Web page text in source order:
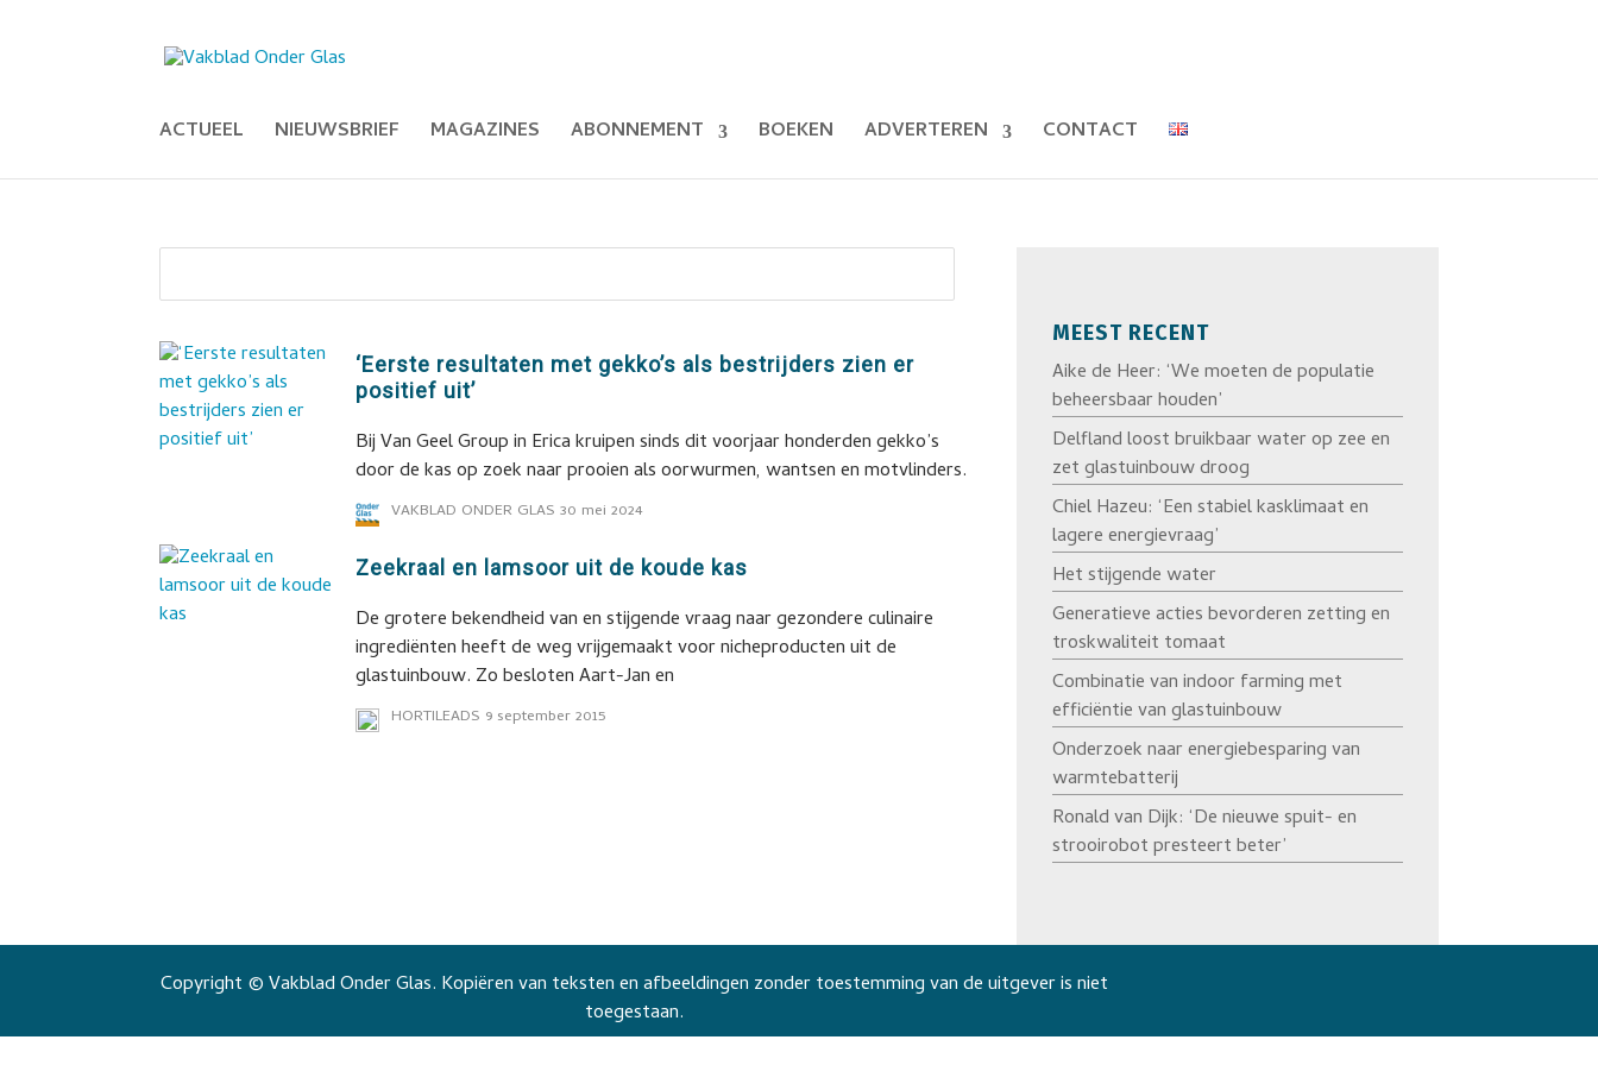
ACTUEEL NIEUWSBRIEF MAGAZINES ABONNEMENT BOEKEN ADVERTEREN CONTACT
‘Eerste resultaten met gekko’s als bestrijders zien er
positief uit’
Bij Van Geel Group in Erica kruipen sinds dit voorjaar honderden gekko’s
door de kas op zoek naar prooien als oorwurmen, wantsen en motvlinders.
VAKBLAD ONDER GLAS 30 mei 2024
Zeekraal en lamsoor uit de koude kas
De grotere bekendheid van en stijgende vraag naar gezondere culinaire
ingrediënten heeft de weg vrijgemaakt voor nicheproducten uit de
glastuinbouw. Zo besloten Aart-Jan en
HORTILEADS 9 september 2015
MEEST RECENT
Aike de Heer: ‘We moeten de populatie
beheersbaar houden’
Delfland loost bruikbaar water op zee en
zet glastuinbouw droog
Chiel Hazeu: ‘Een stabiel kasklimaat en
lagere energievraag’
Het stijgende water
Generatieve acties bevorderen zetting en
troskwaliteit tomaat
Combinatie van indoor farming met
efficiëntie van glastuinbouw
Onderzoek naar energiebesparing van
warmtebatterij
Ronald van Dijk: ‘De nieuwe spuit- en
strooirobot presteert beter’
Copyright © Vakblad Onder Glas. Kopiëren van teksten en afbeeldingen zonder toestemming van de uitgever is niet
toegestaan.